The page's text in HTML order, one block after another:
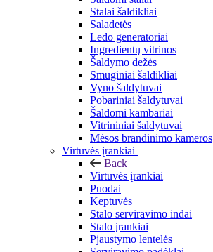
Stalai šaldikliai
Saladetės
Ledo generatoriai
Ingredientų vitrinos
Šaldymo dežės
Smūginiai šaldikliai
Vyno šaldytuvai
Pobariniai šaldytuvai
Šaldomi kambariai
Vitrininiai šaldytuvai
Mėsos brandinimo kameros
Virtuvės įrankiai
Back
Virtuvės įrankiai
Puodai
Keptuvės
Stalo serviravimo indai
Stalo įrankiai
Pjaustymo lentelės